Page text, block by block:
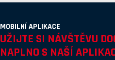
MOBILNÍ APLIKACE
UŽIJTE SI NÁVŠTĚVU
NAPLNO S NAŠÍ